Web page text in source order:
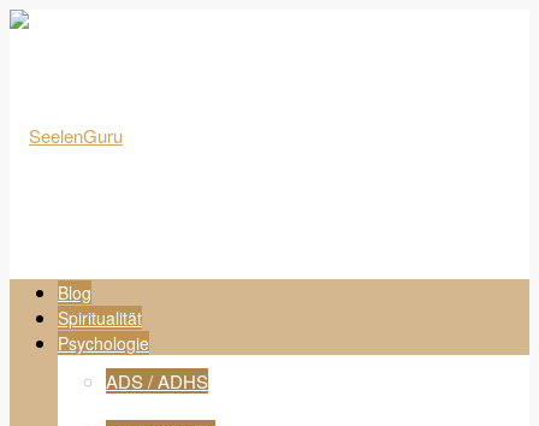
Blog
Spiritualität
Psychologie
ADS / ADHS